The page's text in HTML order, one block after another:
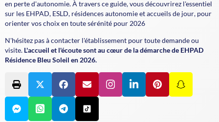
en perte d'autonomie. À travers ce guide, vous découvrirez l'essentiel
sur les EHPAD, ESLD, résidences autonomieetaccueils de jour, pour
orienter vos choix en toute sérénité pour 2026
N'hésitez pas à contacter l'établissement pour toute demande ou
visite. L'accueil et l'écoute sont au cœur de la démarche de EHPAD
Résidence Bleu Soleil en 2026.